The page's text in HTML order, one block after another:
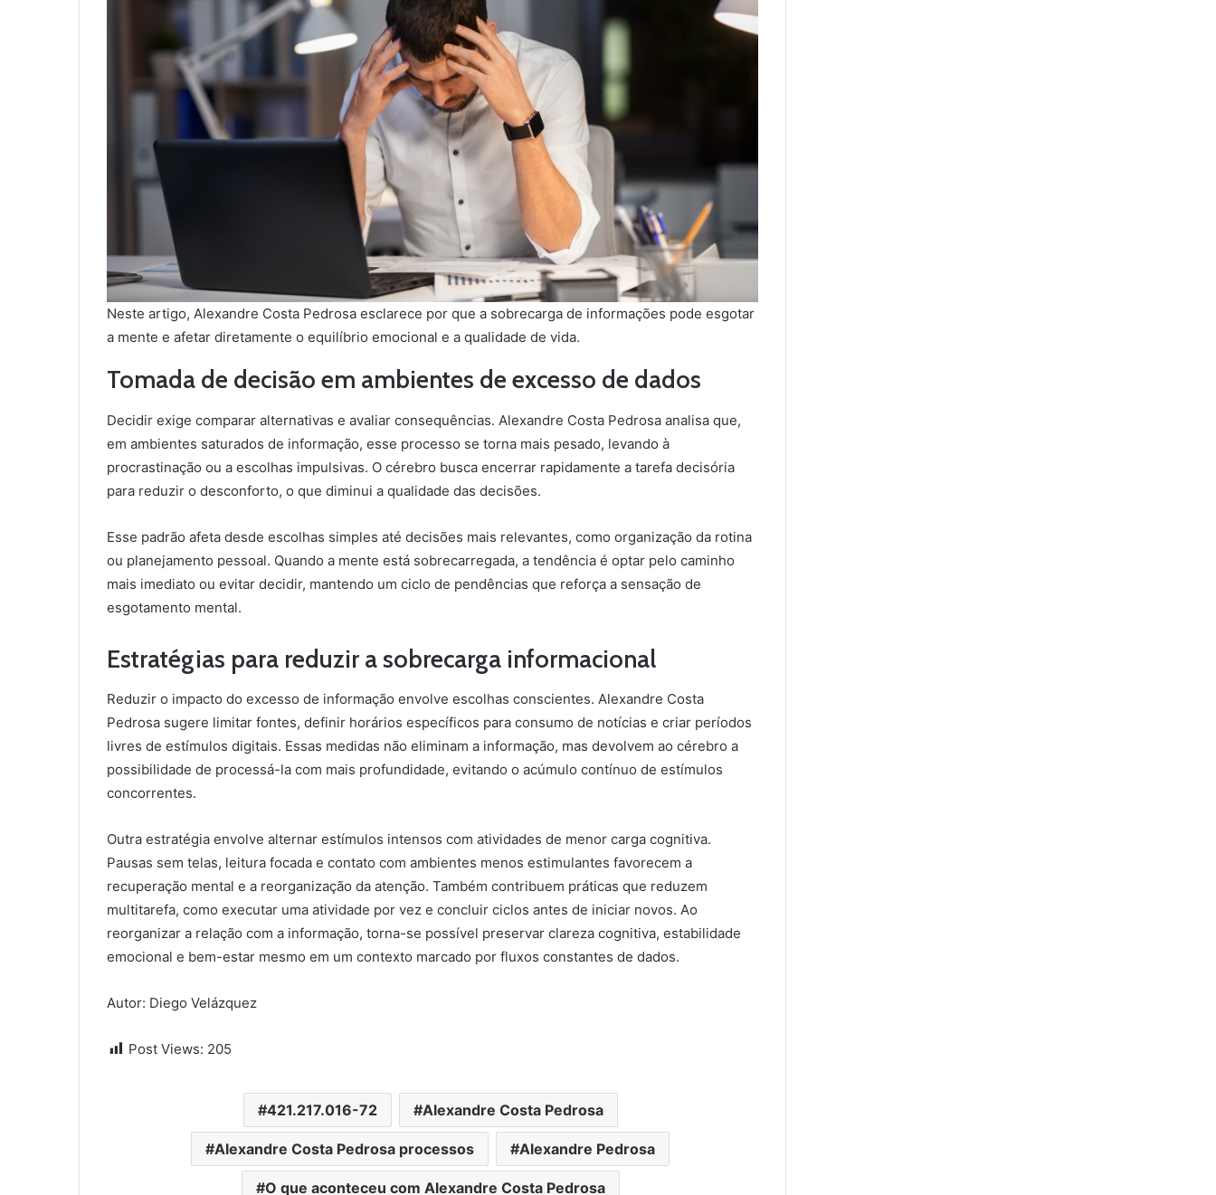
Neste artigo, Alexandre Costa Pedrosa esclarece por que a sobrecarga de informações pode esgotar
a mente e afetar diretamente o equilíbrio emocional e a qualidade de vida.
Tomada de decisão em ambientes de excesso de dados
Decidir exige comparar alternativas e avaliar consequências. Alexandre Costa Pedrosa analisa que,
em ambientes saturados de informação, esse processo se torna mais pesado, levando à
procrastinação ou a escolhas impulsivas. O cérebro busca encerrar rapidamente a tarefa decisória
para reduzir o desconforto, o que diminui a qualidade das decisões.
Esse padrão afeta desde escolhas simples até decisões mais relevantes, como organização da rotina
ou planejamento pessoal. Quando a mente está sobrecarregada, a tendência é optar pelo caminho
mais imediato ou evitar decidir, mantendo um ciclo de pendências que reforça a sensação de
esgotamento mental.
Estratégias para reduzir a sobrecarga informacional
Reduzir o impacto do excesso de informação envolve escolhas conscientes. Alexandre Costa
Pedrosa sugere limitar fontes, definir horários específicos para consumo de notícias e criar períodos
livres de estímulos digitais. Essas medidas não eliminam a informação, mas devolvem ao cérebro a
possibilidade de processá-la com mais profundidade, evitando o acúmulo contínuo de estímulos
concorrentes.
Outra estratégia envolve alternar estímulos intensos com atividades de menor carga cognitiva.
Pausas sem telas, leitura focada e contato com ambientes menos estimulantes favorecem a
recuperação mental e a reorganização da atenção. Também contribuem práticas que reduzem
multitarefa, como executar uma atividade por vez e concluir ciclos antes de iniciar novos. Ao
reorganizar a relação com a informação, torna-se possível preservar clareza cognitiva, estabilidade
emocional e bem-estar mesmo em um contexto marcado por fluxos constantes de dados.
Autor: Diego Velázquez
Post Views: 205
421.217.016-72 Alexandre Costa Pedrosa
Alexandre Costa Pedrosa processos Alexandre Pedrosa
O que aconteceu com Alexandre Costa Pedrosa